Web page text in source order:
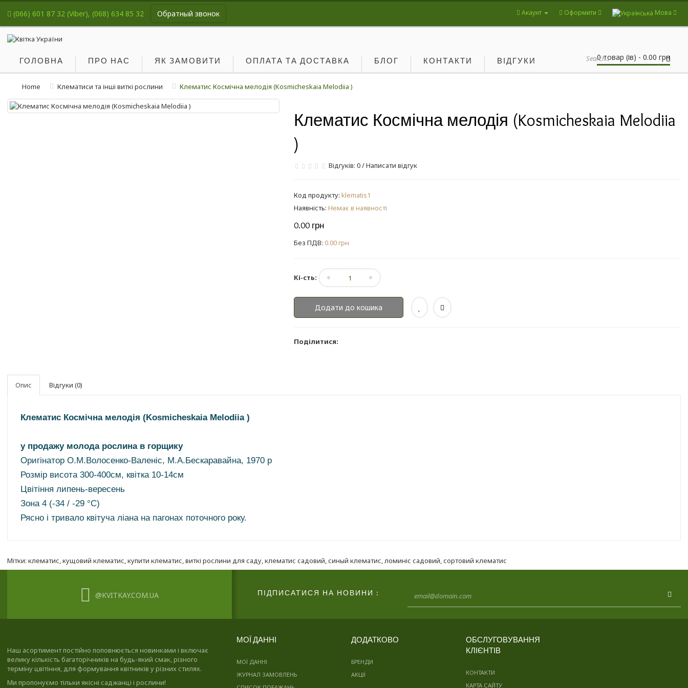
Мова
Акаунт Оформити
(066) 601 87 32 (Viber), (068) 634 85 32 Обратный звонок
0 товар (ів) - 0.00 грн
ГОЛОВНА ПРО НАС ЯК ЗАМОВИТИ ОПЛАТА ТА ДОСТАВКА БЛОГ КОНТАКТИ ВІДГУКИ
Home Клематиси та інші виткі рослини Клематис Космічна мелодія (Kosmicheskaia Melodiia )
Клематис Космічна мелодія (Kosmicheskaia Melodiia
)
Відгуків: 0/Написати відгук
Код продукту: klematis1
Наявність: Немає в наявності
0.00 грн
Без ПДВ: 0.00 грн
Кі-сть:
Додати до кошика
Поділитися:
Опис Відгуки (0)
Клематис Космічна мелодія (Kosmicheskaia Melodiia )
у продажу молода рослина в горщику
Оригінатор О.М.Волосенко-Валеніс, М.А.Бескаравайна, 1970 р
Розмір висота 300-400см, квітка 10-14см
Цвітіння липень-вересень
Зона 4 (-34 / -29 °C)
Рясно і тривало квітуча ліана на пагонах поточного року.
Мітки: клематис,кущовий клематис,купити клематис,виткі рослини для саду,клематис садовий,синый клематис,ломиніс садовий,сортовий клематис
@KVITKAY.COM.UA ПІДПИСАТИСЯ НА НОВИНИ :
Наш асортимент постійно поповнюється новинками і включає
велику кількість багаторічників на будь-який смак, різного
терміну цвітіння, для формування квітників у різних стилях.
Ми пропонуємо тільки якісні саджанці і рослини!
МОЇ ДАННІ
МОЇ ДАННІ
ЖУРНАЛ ЗАМОВЛЕНЬ
ДОДАТКОВО
БРЕНДИ
АКЦІЇ
ОБСЛУГОВУВАННЯ
КЛІЄНТІВ
КОНТАКТИ
КАРТА САЙТУ